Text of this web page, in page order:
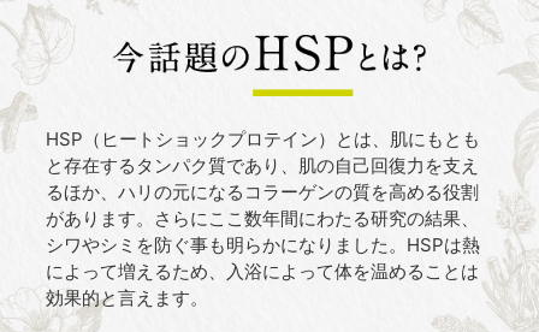
HSP（ヒートショックプロテイン）とは、肌にもとも
と存在するタンパク質であり、肌の自己回復力を支え
るほか、ハリの元になるコラーゲンの質を高める役割
があります。さらにここ数年間にわたる研究の結果、
シワやシミを防ぐ事も明らかになりました。HSPは熱
によって増えるため、入浴によって体を温めることは
効果的と言えます。